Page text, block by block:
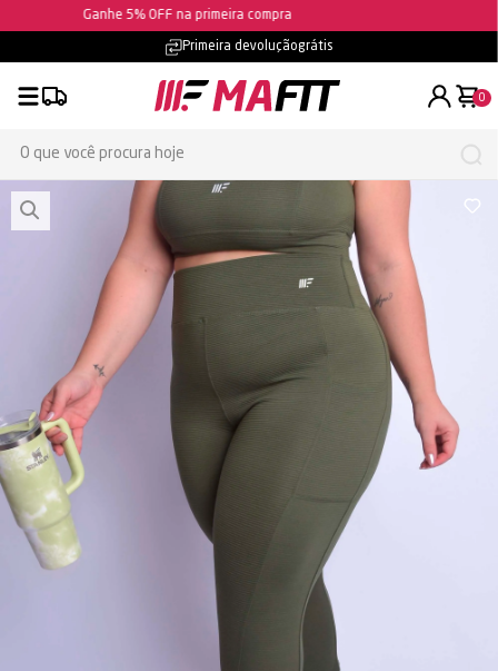
Ganhe 5% OFF na primeira compra
- confira as condições
0